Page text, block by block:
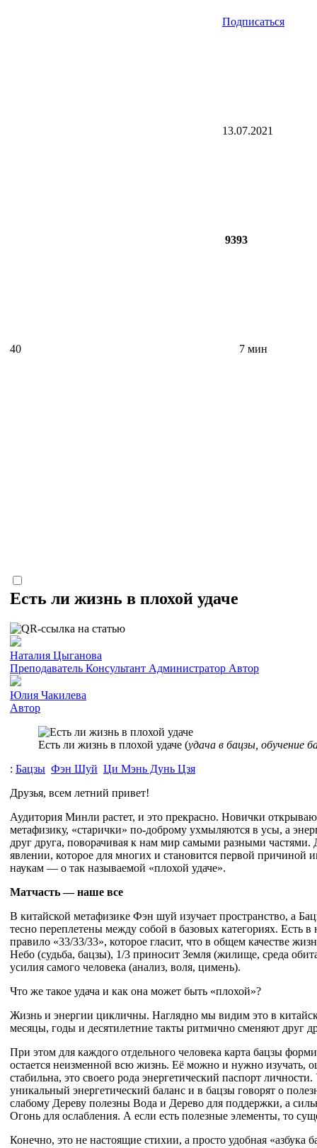
Подписаться
13.07.2021
9393
40 7 мин
Есть ли жизнь в плохой удаче
Наталия Цыганова
Преподаватель Консультант Администратор Автор
Юлия Чакилева
Автор
Есть ли жизнь в плохой удаче (удача в бацзы, обучение
: Бацзы Фэн Шуй Ци Мэнь Дунь Цзя
Друзья, всем летний привет!
Аудитория Минли растет, и это прекрасно. Новички
метафизику, «старички» по-доброму ухмыляются в усы, а
друг друга, поворачивая к нам мир самыми разными частями.
явлении, которое для многих и становится первой причиной
наукам — о так называемой «плохой удаче».
Матчасть — наше все
В китайской метафизике Фэн шуй изучает пространство, а
тесно переплетены между собой в базовых категориях. Есть
правило «33/33/33», которое гласит, что в общем качестве
Небо (судьба, бацзы), 1/3 приносит Земля (жилище, среда
усилия самого человека (анализ, воля, цимень).
Что же такое удача и как она может быть «плохой»?
Жизнь и энергии цикличны. Наглядно мы видим это в
месяцы, годы и десятилетние такты ритмично сменяют друг
При этом для каждого отдельного человека карта бацзы
остается неизменной всю жизнь. Её можно и нужно изучать,
стабильна, это своего рода энергетический паспорт
уникальный энергетический баланс и в бацзы говорят о
слабому Дереву полезны Вода и Дерево для поддержки, а
Огонь для ослабления. А если есть полезные элементы, то
Конечно, это не настоящие стихии, а просто удобная «азбука